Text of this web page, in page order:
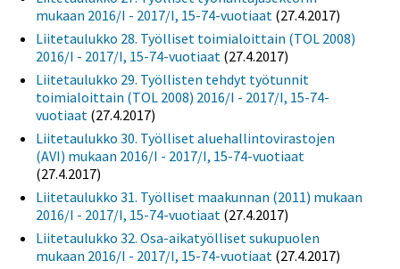
mukaan 2016/I - 2017/I, 15-74-vuotiaat (27.4.2017)
Liitetaulukko 28. Työlliset toimialoittain (TOL 2008)
2016/I - 2017/I, 15-74-vuotiaat (27.4.2017)
Liitetaulukko 29. Työllisten tehdyt työtunnit
toimialoittain (TOL 2008) 2016/I - 2017/I, 15-74-
vuotiaat (27.4.2017)
Liitetaulukko 30. Työlliset aluehallintovirastojen
(AVI) mukaan 2016/I - 2017/I, 15-74-vuotiaat
(27.4.2017)
Liitetaulukko 31. Työlliset maakunnan (2011) mukaan
2016/I - 2017/I, 15-74-vuotiaat (27.4.2017)
Liitetaulukko 32. Osa-aikatyölliset sukupuolen
mukaan 2016/I - 2017/I, 15-74-vuotiaat (27.4.2017)